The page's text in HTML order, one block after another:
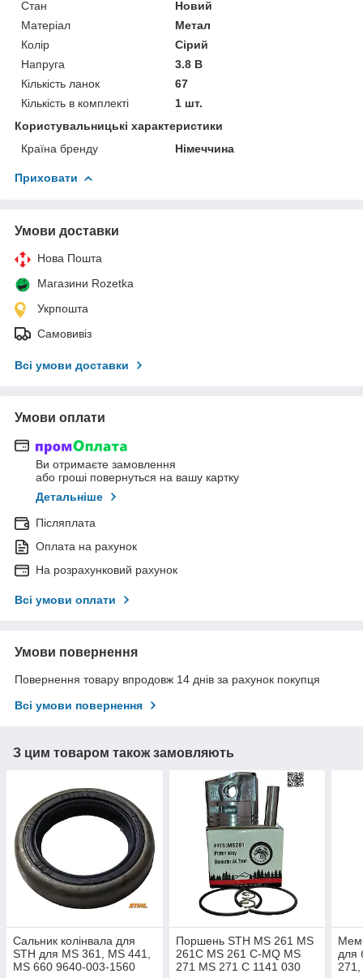
Стан
Новий
Матеріал
Метал
Колір
Сірий
Напруга
3.8 В
Кількість ланок
67
Кількість в комплекті
1 шт.
Користувальницькі характеристики
Країна бренду
Німеччина
Приховати
Умови доставки
Нова Пошта
Магазини Rozetka
Укрпошта
Самовивіз
Всі умови доставки
Умови оплати
Ви отримаєте замовлення
або гроші повернуться на вашу картку
Детальніше
Післяплата
Оплата на рахунок
На розрахунковий рахунок
Всі умови оплати
Умови повернення
Повернення товару впродовж 14 днів за рахунок покупця
Всі умови повернення
З цим товаром також замовляють
Сальник колінвала для
STH для MS 361, MS 441,
MS 660 9640-003-1560
Поршень STH MS 261 MS
261C MS 261 C-МQ MS
271 MS 271 C 1141 030
для